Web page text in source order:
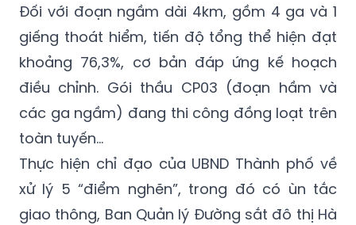
Đối với đoạn ngầm dài 4km, gồm 4 ga và 1
giếng thoát hiểm, tiến độ tổng thể hiện đạt
khoảng 76,3%, cơ bản đáp ứng kế hoạch
điều chỉnh. Gói thầu CP03 (đoạn hầm và
các ga ngầm) đang thi công đồng loạt trên
toàn tuyến...
Thực hiện chỉ đạo của UBND Thành phố về
xử lý 5 “điểm nghẽn”, trong đó có ùn tắc
giao thông, Ban Quản lý Đường sắt đô thị Hà